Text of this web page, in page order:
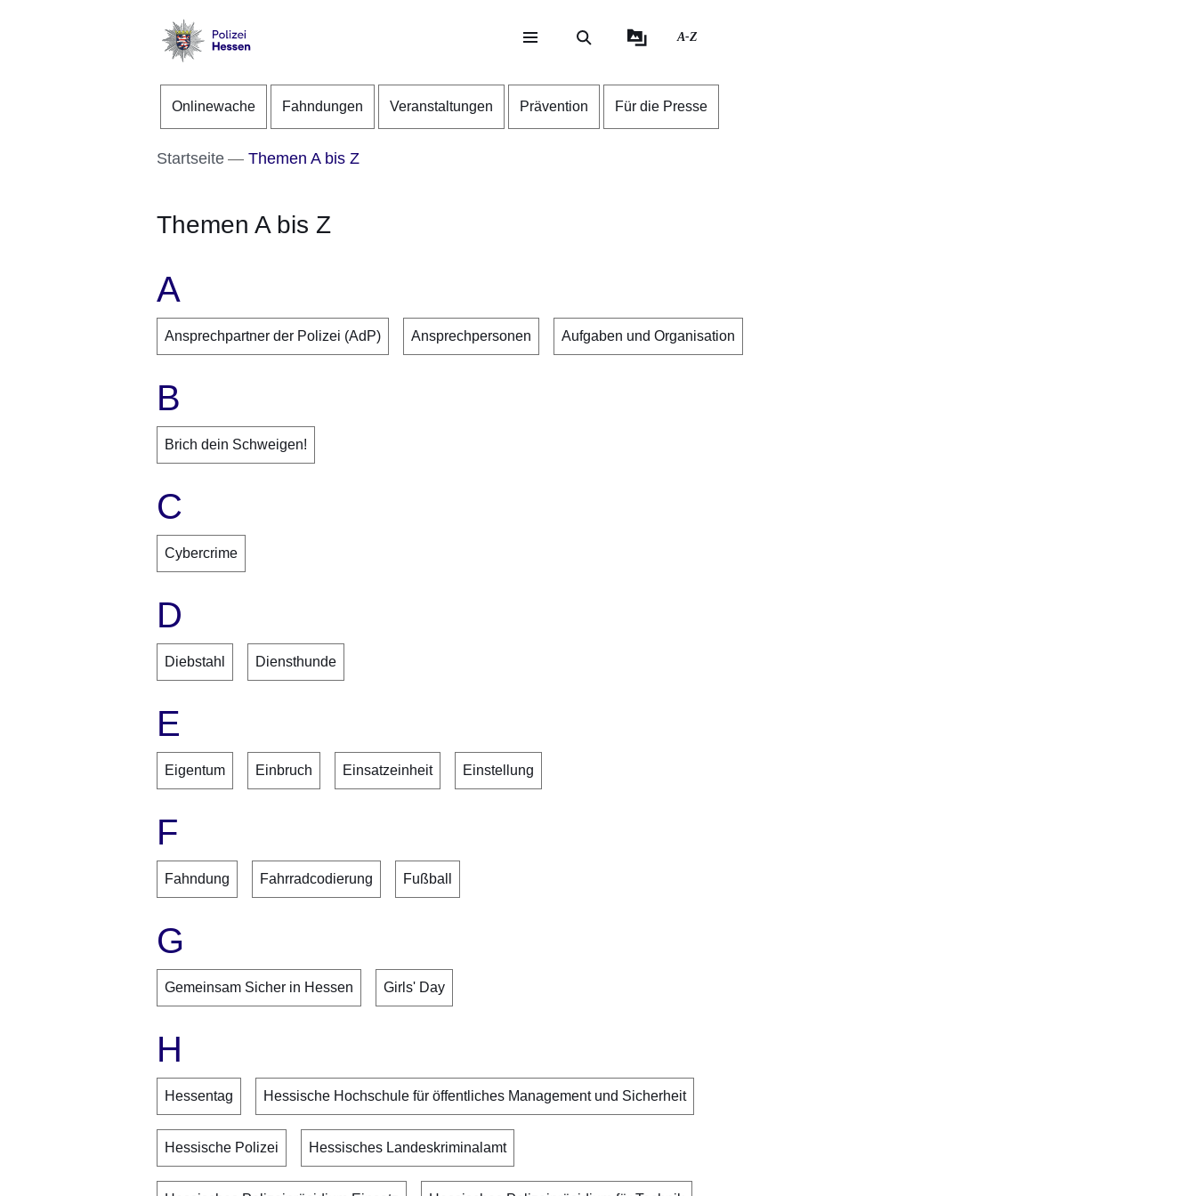
Direkt zum Kopf der Seite
Direkt zum Inhalt
Direkt zum Fuß der Seite
Hessen
A-Z
Onlinewache Fahndungen Veranstaltungen Prävention Für die Presse
Startseite Themen A bis Z
Themen A bis Z
A
Ansprechpartner der Polizei (AdP) Ansprechpersonen Aufgaben und Organisation
B
Brich dein Schweigen!
C
Cybercrime
D
Diebstahl Diensthunde
E
Eigentum Einbruch Einsatzeinheit Einstellung
F
Fahndung Fahrradcodierung Fußball
G
Gemeinsam Sicher in Hessen Girls' Day
H
Hessentag Hessische Hochschule für öffentliches Management und Sicherheit
Hessische Polizei Hessisches Landeskriminalamt